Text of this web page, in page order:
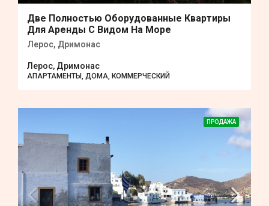
Две Полностью Оборудованные Квартиры
Для Аренды С Видом На Море
Лерос, Дримонас
Лерос, Дримонас
АПАРТАМЕНТЫ, ДОМА, КОММЕРЧЕСКИЙ
ПРОДАЖА